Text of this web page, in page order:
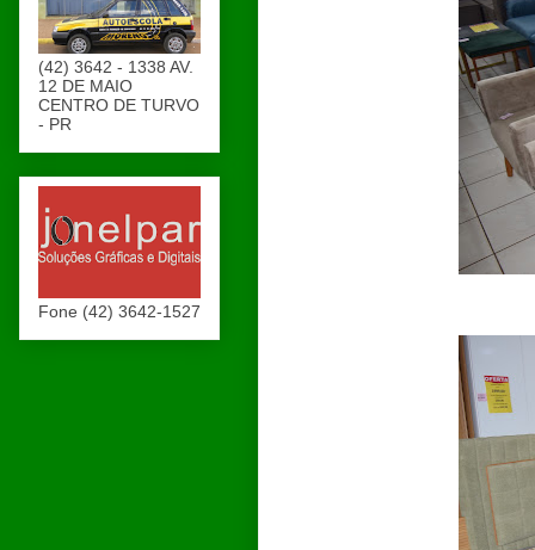
(42) 3642 - 1338 AV.
12 DE MAIO
CENTRO DE TURVO
- PR
Fone (42) 3642-1527